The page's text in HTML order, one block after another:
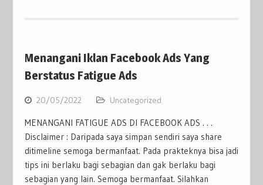
Menangani Iklan Facebook Ads Yang
Berstatus Fatigue Ads
20/05/2022 Uncategorized
MENANGANI FATIGUE ADS DI FACEBOOK ADS . . .
Disclaimer : Daripada saya simpan sendiri saya share
ditimeline semoga bermanfaat. Pada prakteknya bisa jadi
tips ini berlaku bagi sebagian dan gak berlaku bagi
sebagian yang lain. Semoga bermanfaat. Silahkan